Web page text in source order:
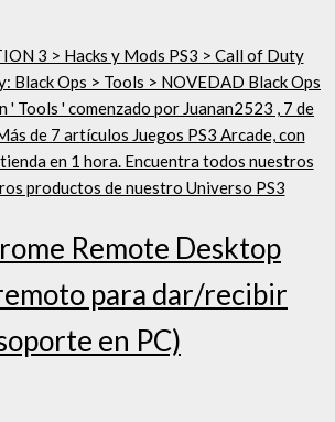
3 > Hacks y Mods PS3 > Call of Duty
Black Ops > Tools > NOVEDAD Black Ops
' Tools ' comenzado por Juanan2523 , 7 de
de 7 artículos Juegos PS3 Arcade, con
en 1 hora. Encuentra todos nuestros
productos de nuestro Universo PS3
Remote Desktop
para dar/recibir
en PC)